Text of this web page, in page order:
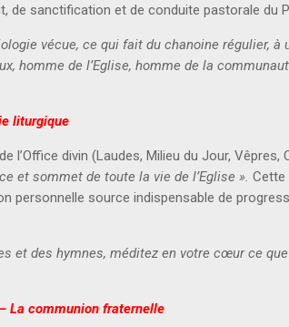
de sanctification et de conduite pastorale du
vécue, ce qui fait du chanoine régulier, à
homme de l’Eglise, homme de la
liturgique
l’Office divin (Laudes, Milieu du Jour, Vêpres,
et sommet de toute la vie de l’Eglise ». Cette
personnelle source indispensable de
et des hymnes, méditez en votre cœur ce
La communion fraternelle